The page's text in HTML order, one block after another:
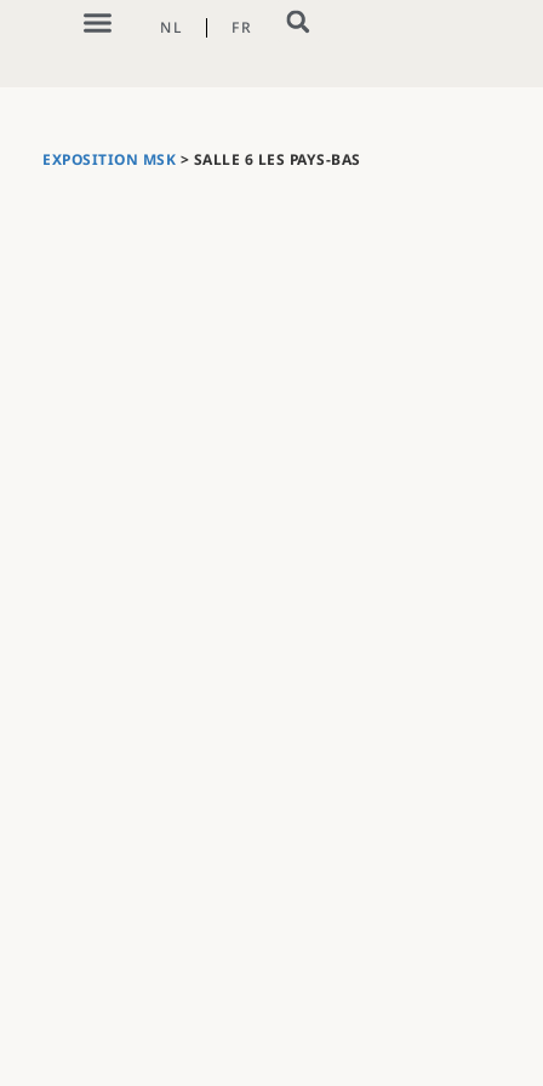
NL FR
EXPOSITION MSK > SALLE 6 LES PAYS-BAS